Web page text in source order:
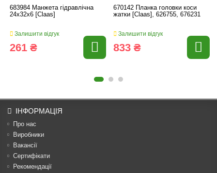
683984 Манжета гідравлічна
24x32x6 [Claas]
Залишити відгук
261 ₴
670142 Планка головки коси
жатки [Claas], 626755, 676231
Залишити відгук
833 ₴
ІНФОРМАЦІЯ
Про нас
Виробники
Вакансії
Сертифікати
Рекомендації